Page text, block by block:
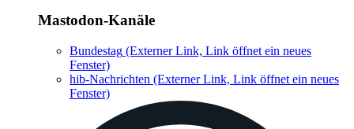
Mastodon-Kanäle
Bundestag (Externer Link, Link öffnet ein neues
Fenster)
hib-Nachrichten (Externer Link, Link öffnet ein neues
Fenster)